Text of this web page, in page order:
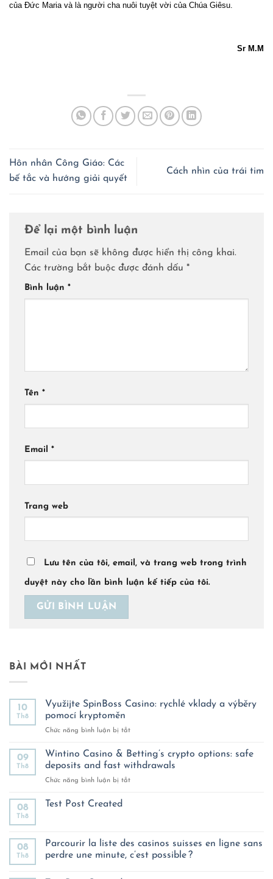
của Đức Maria và là người cha nuôi tuyệt vời của Chúa Giêsu.
Sr M.M
Hôn nhân Công Giáo: Các
bế tắc và hướng giải quyết
Cách nhìn của trái tim
Để lại một bình luận
Email của bạn sẽ không được hiển thị công khai.
Các trường bắt buộc được đánh dấu *
Bình luận *
Tên *
Email *
Trang web
Lưu tên của tôi, email, và trang web trong trình
duyệt này cho lần bình luận kế tiếp của tôi.
BÀI MỚI NHẤT
10
Th8
Využijte SpinBoss Casino: rychlé vklady a výběry
pomocí kryptoměn
Chức năng bình luận bị tắtở
SpinBoss
Casino:
vklady
09
Th8
Wintino Casino & Betting’s crypto options: safe
deposits and fast withdrawals
Chức năng bình luận bị tắtở
options:
safe
08
Th8
Test Post Created
luận
ở
Test
08
Th8
Parcourir la liste des casinos suisses en ligne sans
perdre une minute, c’est possible ?